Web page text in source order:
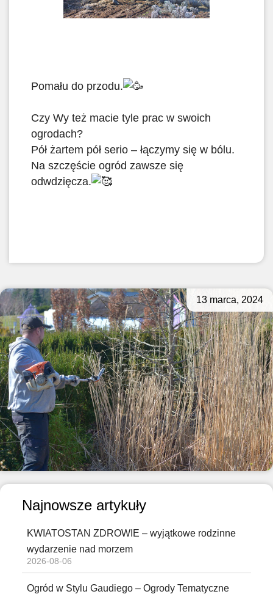
Pomału do przodu.
Czy Wy też macie tyle prac w swoich
ogrodach?
Pół żartem pół serio – łączymy się w bólu.
Na szczęście ogród zawsze się
odwdzięcza.
13 marca, 2024
Najnowsze artykuły
KWIATOSTAN ZDROWIE – wyjątkowe rodzinne
wydarzenie nad morzem
2026-08-06
Ogród w Stylu Gaudiego – Ogrody Tematyczne